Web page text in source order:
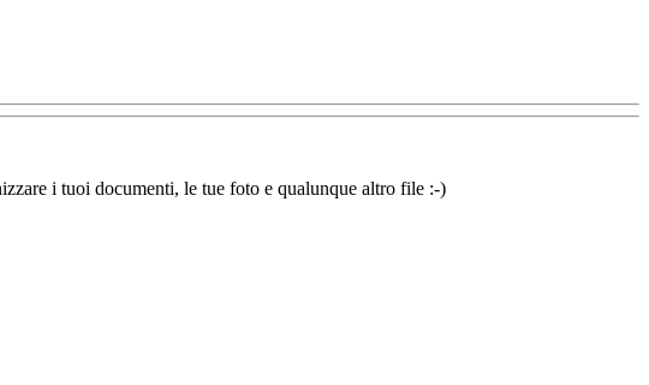
i tuoi documenti, le tue foto e qualunque altro file :-)